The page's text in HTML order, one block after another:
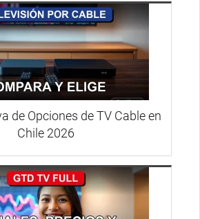
de Opciones de TV Cable en
Chile 2026